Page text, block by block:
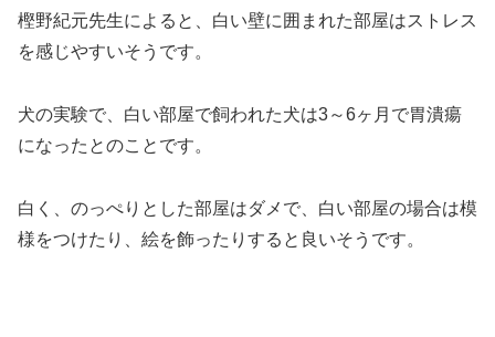
樫野紀元先生によると、白い壁に囲まれた部屋はストレス
を感じやすいそうです。
犬の実験で、白い部屋で飼われた犬は3～6ヶ月で胃潰瘍
になったとのことです。
白く、のっぺりとした部屋はダメで、白い部屋の場合は模
様をつけたり、絵を飾ったりすると良いそうです。